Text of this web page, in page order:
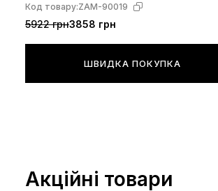
Код товару:ZAM-90019
5922 грн3858 грн
ШВИДКА ПОКУПКА
Акційні товари